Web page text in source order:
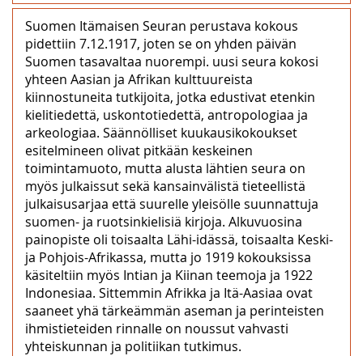
Suomen Itämaisen Seuran perustava kokous
pidettiin 7.12.1917, joten se on yhden päivän
Suomen tasavaltaa nuorempi. uusi seura kokosi
yhteen Aasian ja Afrikan kulttuureista
kiinnostuneita tutkijoita, jotka edustivat etenkin
kielitiedettä, uskontotiedettä, antropologiaa ja
arkeologiaa. Säännölliset kuukausikokoukset
esitelmineen olivat pitkään keskeinen
toimintamuoto, mutta alusta lähtien seura on
myös julkaissut sekä kansainvälistä tieteellistä
julkaisusarjaa että suurelle yleisölle suunnattuja
suomen- ja ruotsinkielisiä kirjoja. Alkuvuosina
painopiste oli toisaalta Lähi-idässä, toisaalta Keski-
ja Pohjois-Afrikassa, mutta jo 1919 kokouksissa
käsiteltiin myös Intian ja Kiinan teemoja ja 1922
Indonesiaa. Sittemmin Afrikka ja Itä-Aasiaa ovat
saaneet yhä tärkeämmän aseman ja perinteisten
ihmistieteiden rinnalle on noussut vahvasti
yhteiskunnan ja politiikan tutkimus.